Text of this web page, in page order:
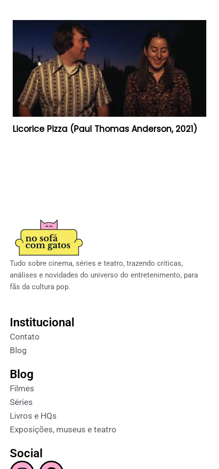
Licorice Pizza (Paul Thomas Anderson, 2021)
Tudo sobre cinema, séries e teatro, trazendo críticas,
análises e novidades do universo do entretenimento, para
fãs da cultura pop.
Institucional
Contato
Blog
Blog
Filmes
Séries
Livros e HQs
Exposições, museus e teatro
Social